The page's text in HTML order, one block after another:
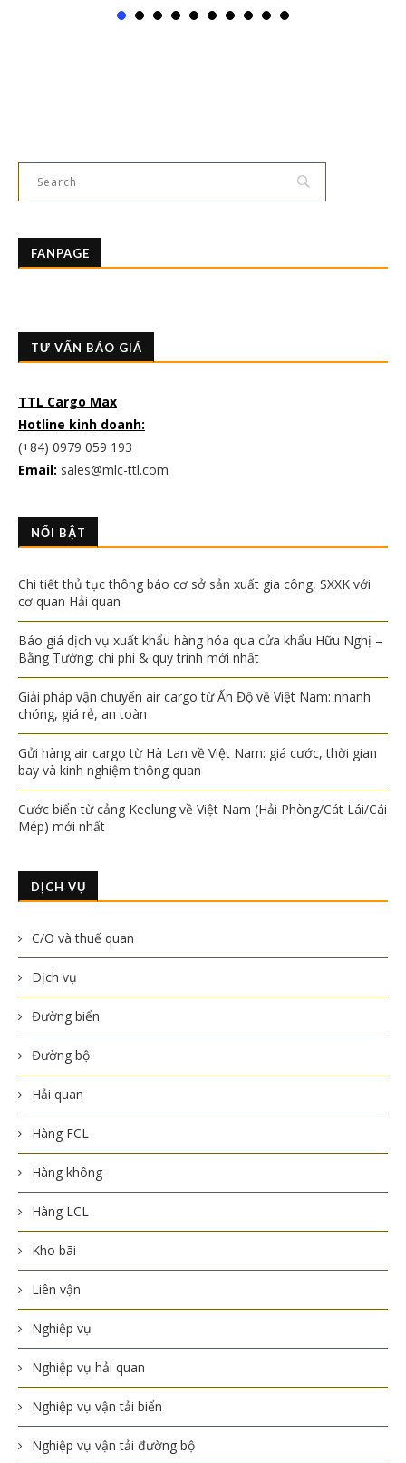
FANPAGE
TƯ VẤN BÁO GIÁ
TTL Cargo Max
Hotline kinh doanh:
(+84) 0979 059 193
Email: sales@mlc-ttl.com
NỔI BẬT
Chi tiết thủ tục thông báo cơ sở sản xuất gia công, SXXK với
cơ quan Hải quan
Báo giá dịch vụ xuất khẩu hàng hóa qua cửa khẩu Hữu Nghị –
Bằng Tường: chi phí & quy trình mới nhất
Giải pháp vận chuyển air cargo từ Ấn Độ về Việt Nam: nhanh
chóng, giá rẻ, an toàn
Gửi hàng air cargo từ Hà Lan về Việt Nam: giá cước, thời gian
bay và kinh nghiệm thông quan
Cước biển từ cảng Keelung về Việt Nam (Hải Phòng/Cát Lái/Cái
Mép) mới nhất
DỊCH VỤ
C/O và thuế quan
Dịch vụ
Đường biển
Đường bộ
Hải quan
Hàng FCL
Hàng không
Hàng LCL
Kho bãi
Liên vận
Nghiệp vụ
Nghiệp vụ hải quan
Nghiệp vụ vận tải biển
Nghiệp vụ vận tải đường bộ